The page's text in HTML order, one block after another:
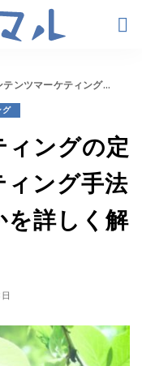
ケティングの定義とは？／マーケティング手法としての本質は何かを詳しく解説
グ
ィングの定
ング手法
を詳しく解